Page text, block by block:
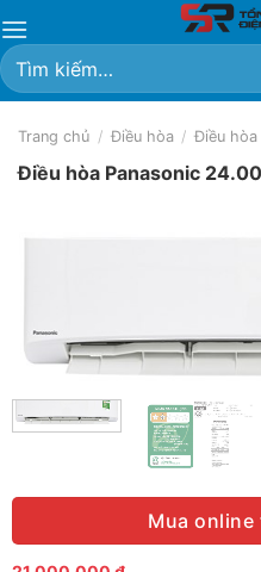
đến
nội
dung
Tìm
kiếm:
Trang chủ / Điều hòa / Điều hòa
Điều hòa Panasonic
Mua online